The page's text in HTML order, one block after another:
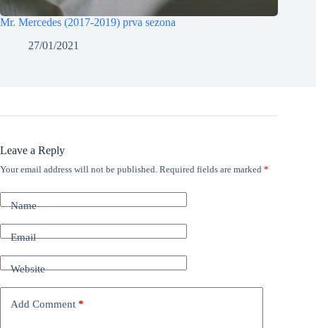
Mr. Mercedes (2017-2019) prva sezona
27/01/2021
Leave a Reply
Your email address will not be published. Required fields are marked *
Name
Email
Website
Add Comment *